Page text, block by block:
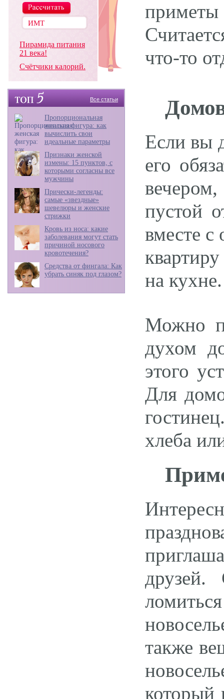
Пирамида питания
21 века!
Счётчики калорий.
Все статьи
Пропорциональная
женская фигура: как
вычислить свои
идеальные параметры
Признаки женской
измены: 15 пунктов, с
которыми согласны все
мужчины
Прически-легенды:
самые «звездные»
шевелюры и женские
стрижки
Кровь из носа: какие
заболевания могут стать
причиной носового
кровотечения?
Средства от фингала: Как
убрать синяк под глазом?
что-то
Если вы
его
пустой
вместе
на кухне.
Можно
духом
этого
Для
хлеба
также
который